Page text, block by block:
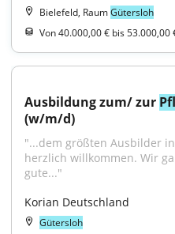
Bielefeld, RaumGütersloh
Von 40.000,00 € bis 53.000,00
Ausbildung zum/ zur
(w/m/d)
"...dem größten Ausbilder
herzlich willkommen. Wir
gute..."
Korian Deutschland
Gütersloh